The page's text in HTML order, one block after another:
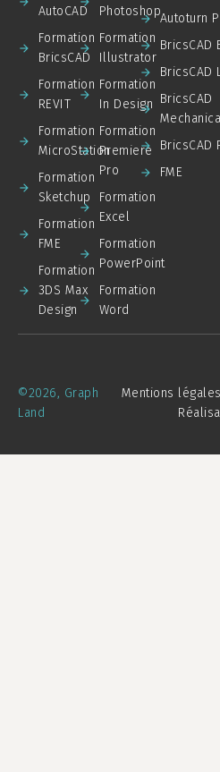
AutoCAD
Formation
BricsCAD
Formation
REVIT
Formation
MicroStation
Formation
Sketchup
Formation
FME
Formation
3DS Max
Design
Photoshop
Formation
Illustrator
Formation
In Design
Formation
Premiere
Pro
Formation
Excel
Formation
PowerPoint
Formation
Word
Autoturn
BricsCAD
BricsCAD
BricsCAD
BricsCAD
FME
©2026, Graph
Land
Mentions légales